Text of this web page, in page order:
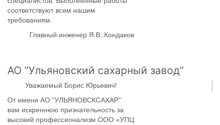
соответствуют всем нашим
требованиям.
Главный инженер Я.В. Кондаков
АО ”Ульяновский сахарный завод“
Уважаемый Борис Юрьевич!
От имени АО ”УЛЬЯНОВСКСАХАР"
вам искреннюю признательность за
высокий профессионализм ООО «УПЦ